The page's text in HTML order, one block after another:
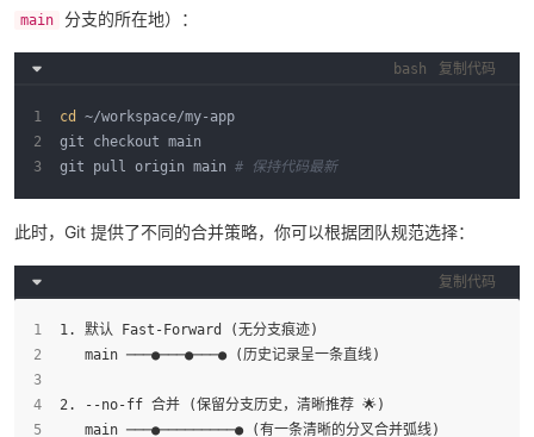
main 分支的所在地）：
bash 复制代码
cd
~/workspace/my-app
git checkout main
git pull origin main # 保持代码最新
此时，Git 提供了不同的合并策略，你可以根据团队规范选择：
复制代码
1. 默认 Fast-Forward (无分支痕迹)
   main ───●───●───● (历史记录呈一条直线)
2. --no-ff 合并 (保留分支历史，清晰推荐 🌟)
   main ───●─────────● (有一条清晰的分叉合并弧线)